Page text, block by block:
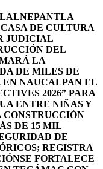
DE CULTURA
JUDICIAL
DEL
LA
DE MILES DE
NAUCALPAN EL
2026” PARA
ENTRE NIÑAS Y
DE 15 MIL
DE
REGISTRA
SE FORTALECE